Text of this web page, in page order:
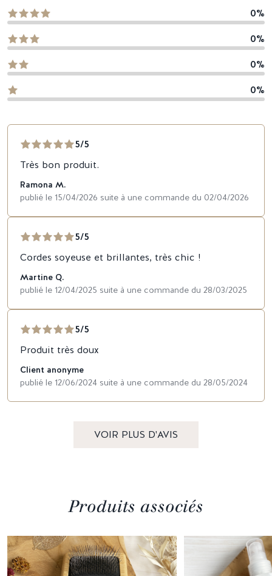
0%
0%
0%
0%
5/5
Très bon produit.
Ramona M.
publié le 15/04/2026 suite à une commande du 02/04/2026
5/5
Cordes soyeuse et brillantes, très chic !
Martine Q.
publié le 12/04/2025 suite à une commande du 28/03/2025
5/5
Produit très doux
Client anonyme
publié le 12/06/2024 suite à une commande du 28/05/2024
VOIR PLUS D'AVIS
Produits associés